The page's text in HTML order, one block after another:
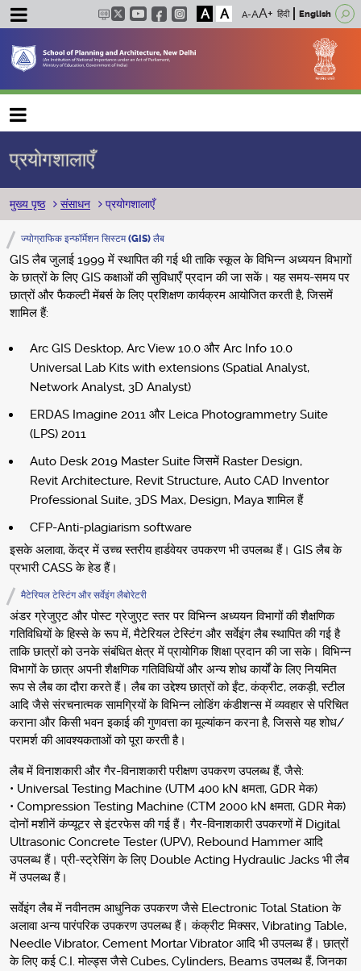
A A हिंदी English
Main navigation
प्रयोगशालाएँ
पग चिन्ह
मुख्य पृष्ठ संसाधन प्रयोगशालाएँ
ज्योग्राफिक इन्फॉर्मेशन सिस्टम (GIS) लैब
GIS लैब जुलाई 1999 में स्थापित की गई थी ताकि स्कूल के विभिन्न अध्ययन विभागों
के छात्रों के लिए GIS कक्षाओं की सुविधाएँ प्रदान की जा सकें। यह समय-समय पर
छात्रों और फैकल्टी मेंबर्स के लिए प्रशिक्षण कार्यक्रम आयोजित करती है, जिसमें
शामिल हैं:
Arc GIS Desktop, Arc View 10.0 और Arc Info 10.0
Universal Lab Kits with extensions (Spatial Analyst,
Network Analyst, 3D Analyst)
ERDAS Imagine 2011 और Leica Photogrammetry Suite
(LPS) 2011
Auto Desk 2019 Master Suite जिसमें Raster Design,
Revit Architecture, Revit Structure, Auto CAD Inventor
Professional Suite, 3DS Max, Design, Maya शामिल हैं
CFP-Anti-plagiarism software
इसके अलावा, केंद्र में उच्च स्तरीय हार्डवेयर उपकरण भी उपलब्ध हैं। GIS लैब के
प्रभारी CASS के हेड हैं।
मैटेरियल टेस्टिंग और सर्वेइंग लैबोरेटरी
अंडर ग्रेजुएट और पोस्ट ग्रेजुएट स्तर पर विभिन्न अध्ययन विभागों की शैक्षणिक
गतिविधियों के हिस्से के रूप में, मैटेरियल टेस्टिंग और सर्वेइंग लैब स्थापित की गई है
ताकि छात्रों को उनके संबंधित क्षेत्र में प्रायोगिक शिक्षा प्रदान की जा सके। विभिन्न
विभागों के छात्र अपनी शैक्षणिक गतिविधियों और अन्य शोध कार्यों के लिए नियमित
रूप से लैब का दौरा करते हैं। लैब का उद्देश्य छात्रों को ईंट, कंक्रीट, लकड़ी, स्टील
आदि जैसे संरचनात्मक सामग्रियों के विभिन्न लोडिंग कंडीशन्स में व्यवहार से परिचित
कराना और किसी भवन इकाई की गुणवत्ता का मूल्यांकन करना है, जिससे यह शोध/
परामर्श की आवश्यकताओं को पूरा करती है।
लैब में विनाशकारी और गैर-विनाशकारी परीक्षण उपकरण उपलब्ध हैं, जैसे:
• Universal Testing Machine (UTM 400 kN क्षमता, GDR मेक)
• Compression Testing Machine (CTM 2000 kN क्षमता, GDR मेक)
दोनों मशीनें कंप्यूटर से इंटरफेस की गई हैं। गैर-विनाशकारी उपकरणों में Digital
Ultrasonic Concrete Tester (UPV), Rebound Hammer आदि
उपलब्ध हैं। प्री-स्ट्रेसिंग के लिए Double Acting Hydraulic Jacks भी लैब
में उपलब्ध हैं।
सर्वेइंग लैब में नवीनतम आधुनिक उपकरण जैसे Electronic Total Station के
अलावा अन्य पारंपरिक उपकरण उपलब्ध हैं। कंक्रीट मिक्सर, Vibrating Table,
Needle Vibrator, Cement Mortar Vibrator आदि भी उपलब्ध हैं। छात्रों
के लिए कई C.I. मोल्ड्स जैसे Cubes, Cylinders, Beams उपलब्ध हैं, जिनका